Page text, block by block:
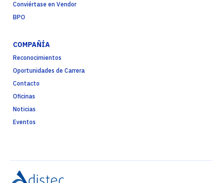
Conviértase en Vendor
BPO
COMPAÑÍA
Reconocimientos
Oportunidades de Carrera
Contacto
Oficinas
Noticias
Eventos